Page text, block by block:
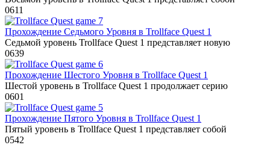
0611
Прохождение Седьмого Уровня в Trollface Quest 1
Седьмой уровень Trollface Quest 1 представляет новую
0639
Прохождение Шестого Уровня в Trollface Quest 1
Шестой уровень в Trollface Quest 1 продолжает серию
0601
Прохождение Пятого Уровня в Trollface Quest 1
Пятый уровень в Trollface Quest 1 представляет собой
0542